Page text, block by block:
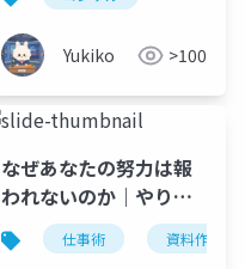
Yukiko >100
コンサル 提案書
なぜあなたの努力は報
われないのか｜やり直
せる力の重要性
仕事術 資料作成